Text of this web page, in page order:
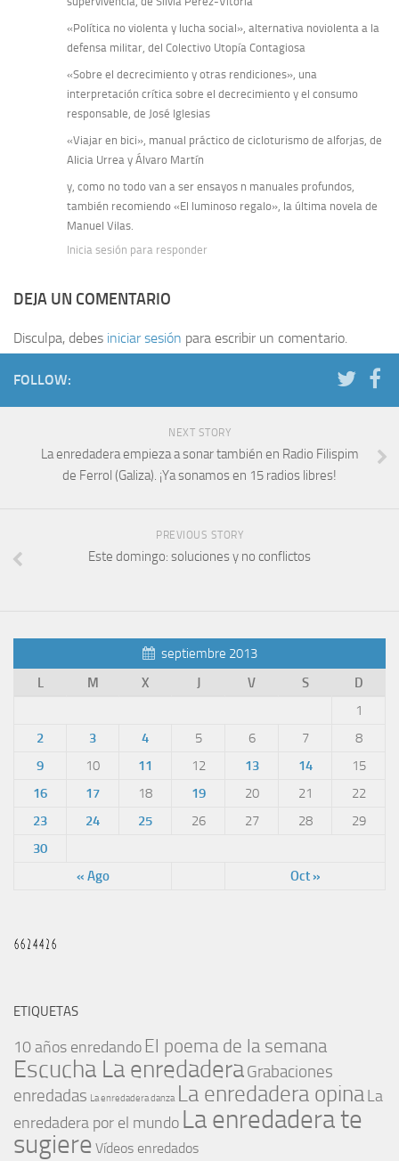
«Política no violenta y lucha social», alternativa noviolenta a la
defensa militar, del Colectivo Utopía Contagiosa
«Sobre el decrecimiento y otras rendiciones», una
interpretación crítica sobre el decrecimiento y el consumo
responsable, de José Iglesias
«Viajar en bici», manual práctico de cicloturismo de alforjas, de
Alicia Urrea y Álvaro Martín
y, como no todo van a ser ensayos n manuales profundos,
también recomiendo «El luminoso regalo», la última novela de
Manuel Vilas.
Inicia sesión para responder
DEJA UN COMENTARIO
Disculpa, debes iniciar sesión para escribir un comentario.
FOLLOW:
NEXT STORY
La enredadera empieza a sonar también en Radio Filispim
de Ferrol (Galiza). ¡Ya sonamos en 15 radios libres!
PREVIOUS STORY
Este domingo: soluciones y no conflictos
septiembre 2013
L
M X J V S D
« Ago Oct »
1
2
3 4 5 6 7
8
9
10 11 12 13 14
15
16
17 18 19 20 21
22
23
24 25 26 27 28
29
30
ETIQUETAS
10 años enredando El poema de la semana
Escucha La enredaderaGrabaciones
enredadas La enredadera danza La enredadera opina La
enredadera por el mundo La enredadera te
sugiere Vídeos enredados